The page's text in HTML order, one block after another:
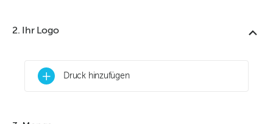
2. Ihr Logo
+ Druck hinzufügen